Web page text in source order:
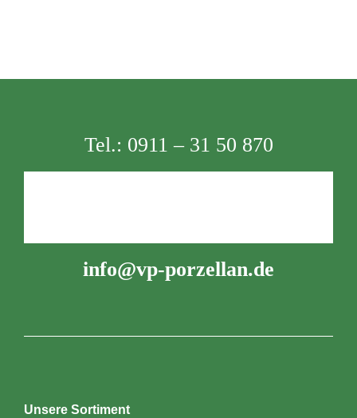
Tel.: 0911 – 31 50 870
info@vp-porzellan.de
Unsere Sortiment